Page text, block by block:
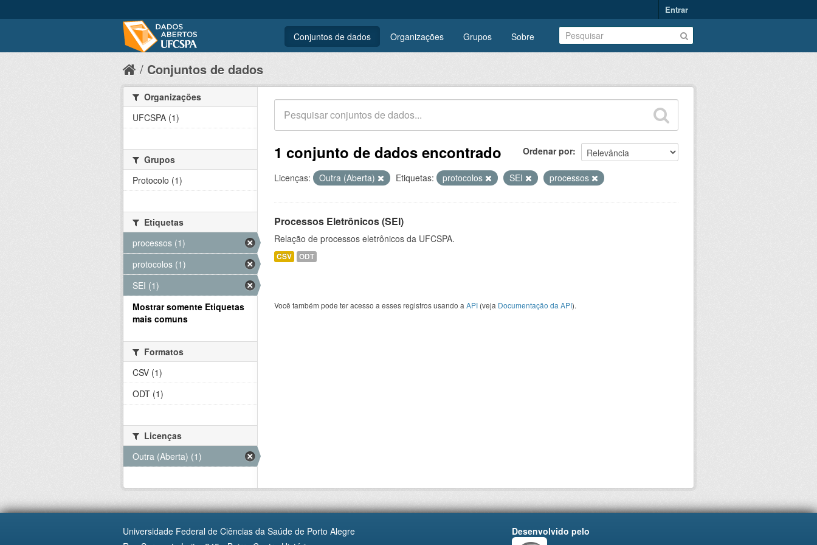
Entrar
Conjuntos de dados Organizações Grupos Sobre
Conjuntos de dados
Ordenar por
1 conjunto de dados encontrado
Licenças: Outra (Aberta) Etiquetas: protocolos SEI processos
Processos Eletrônicos (SEI)
Relação de processos eletrônicos da UFCSPA.
CSV ODT
Você também pode ter acesso a esses registros usando a API (veja Documentação da API).
Organizações
UFCSPA (1)
Grupos
Protocolo (1)
Etiquetas
processos (1)
protocolos (1)
SEI (1)
Mostrar somente Etiquetas
mais comuns
Formatos
CSV (1)
ODT (1)
Licenças
Outra (Aberta) (1)
Universidade Federal de Ciências da Saúde de Porto Alegre
Desenvolvido pelo